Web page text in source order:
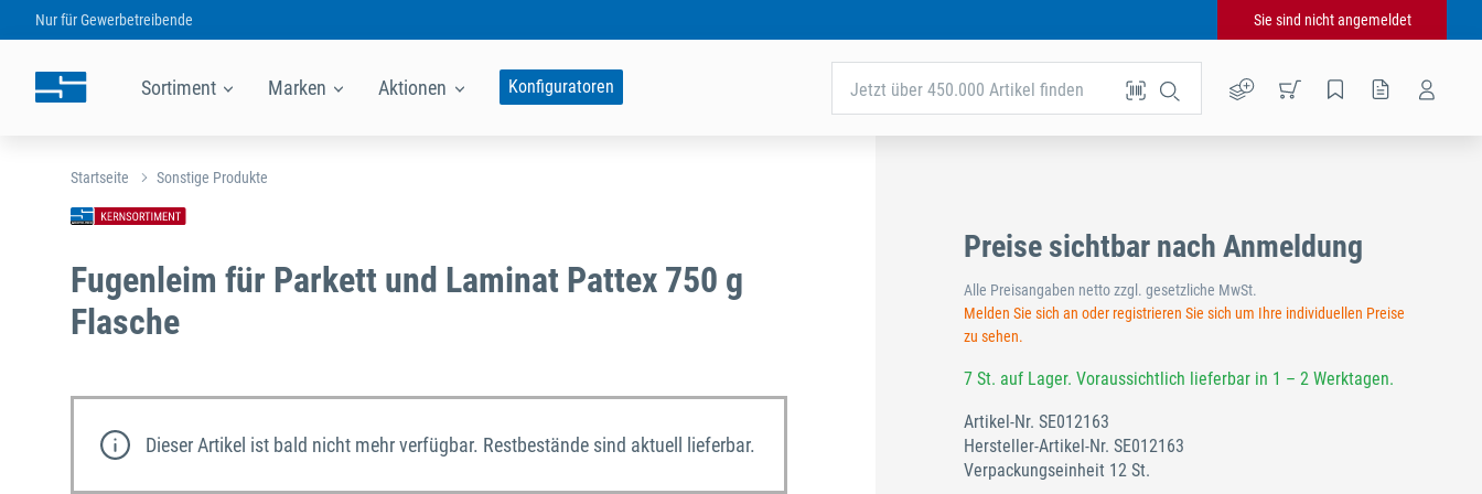
Nur fürGewerbetreibende Sie sind nicht angemeldet
Sortiment Marken Aktionen Konfiguratoren Jetzt über 450.000 Artikel finden
Startseite Sonstige Produkte
Fugenleim für Parkett und Laminat Pattex 750 g
Flasche
Dieser Artikel ist bald nicht mehr verfügbar. Restbestände sind aktuell lieferbar.
Preise sichtbar nach Anmeldung
Alle Preisangaben netto zzgl. gesetzliche MwSt.
Melden Sie sich an oder registrieren Sie sich um Ihre individuellen Preise
zu sehen.
7 St. auf Lager. Voraussichtlich lieferbar in 1 – 2 Werktagen.
Artikel-Nr. SE012163
Hersteller-Artikel-Nr. SE012163
Verpackungseinheit 12 St.